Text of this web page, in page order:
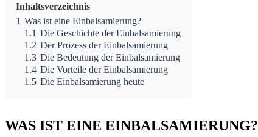
Inhaltsverzeichnis
1 Was ist eine Einbalsamierung?
1.1 Die Geschichte der Einbalsamierung
1.2 Der Prozess der Einbalsamierung
1.3 Die Bedeutung der Einbalsamierung
1.4 Die Vorteile der Einbalsamierung
1.5 Die Einbalsamierung heute
WAS IST EINE EINBALSAMIERUNG?